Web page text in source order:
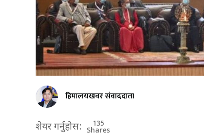
हिमालयखवर संवाददाता
शेयर गर्नुहोस: 135
Shares